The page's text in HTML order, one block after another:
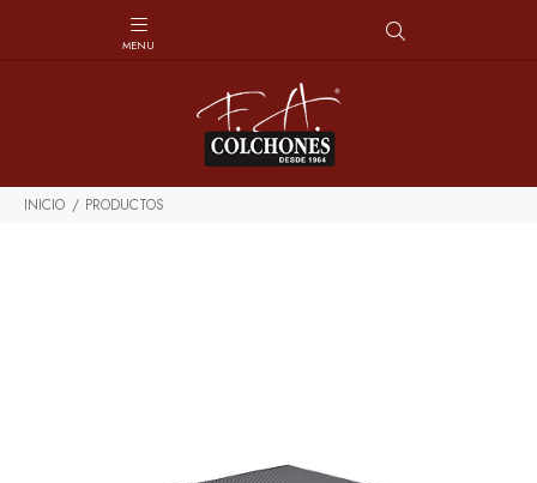
INICIO PRODUCTOS